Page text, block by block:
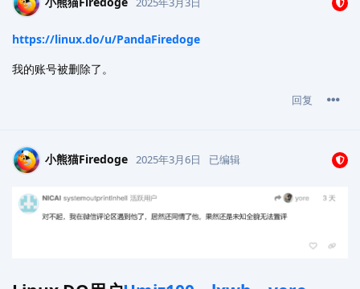
https://linux.do/u/PandaFiredoge
我的账号被删除了。
回复
小熊猫Firedoge 2025年3月6日 已编辑